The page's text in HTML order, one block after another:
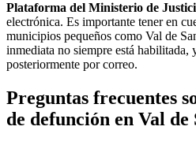
Plataforma del Ministerio de
electrónica. Es importante tener en
municipios pequeños como Val de
inmediata no siempre está habilitada,
posteriormente por correo.
Preguntas frecuentes
de defunción en Val de